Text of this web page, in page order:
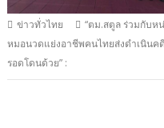
ข่าวทั่วไทย
“ตม.สตูล ร่วมกับห
หมอนวดแย่งอาชีพคนไทยส่งดำเนินค
รอดโดนด้วย” :